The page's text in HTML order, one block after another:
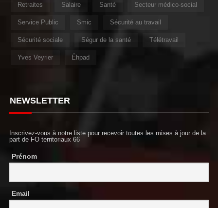
Retraites Salaire Santé Secteur médico-social
Service Public Smic Sécurité au travail
Sécurité sociale Ségur de la santé Télétravail
Yves Veyrier Éhpad
NEWSLETTER
Inscrivez-vous à notre liste pour recevoir toutes les mises à jour de la
part de FO territoriaux 66
Prénom
Email